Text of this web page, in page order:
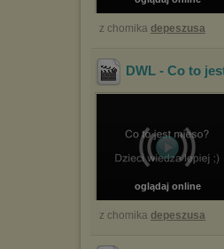
z chomika depeszusa
DWL - Co to
oglądaj online
z chomika depeszusa